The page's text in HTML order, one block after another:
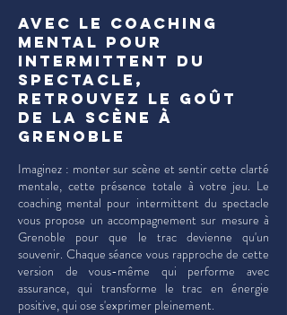
Avec le coaching
mental pour
intermittent du
spectacle,
retrouvez le goût
de la scène à
Grenoble
Imaginez : monter sur scène et sentir cette clarté
mentale, cette présence totale à votre jeu. Le
coaching mental pour intermittent du spectacle
vous propose un accompagnement sur mesure à
Grenoble pour que le trac devienne qu'un
souvenir. Chaque séance vous rapproche de cette
version de vous-même qui performe avec
assurance, qui transforme le trac en énergie
positive, qui ose s'exprimer pleinement.